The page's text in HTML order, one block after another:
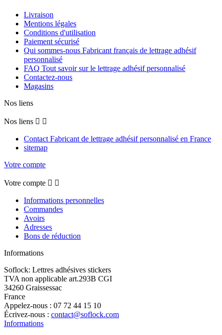
Livraison
Mentions légales
Conditions d'utilisation
Paiement sécurisé
Qui sommes-nous Fabricant français de lettrage adhésif
personnalisé
FAQ Tout savoir sur le lettrage adhésif personnalisé
Contactez-nous
Magasins
Nos liens
Nos liens  
Contact Fabricant de lettrage adhésif personnalisé en France
sitemap
Votre compte
Votre compte  
Informations personnelles
Commandes
Avoirs
Adresses
Bons de réduction
Informations
Soflock: Lettres adhésives stickers
TVA non applicable art.293B CGI
34260 Graissessac
France
Appelez-nous : 07 72 44 15 10
Écrivez-nous : contact@soflock.com
Informations